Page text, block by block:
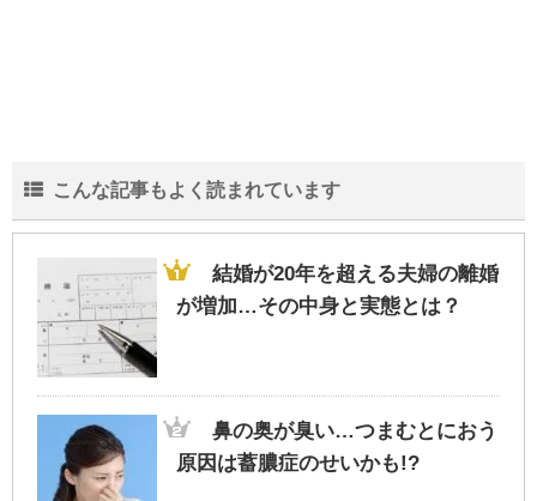
こんな記事もよく読まれています
結婚が20年を超える夫婦の離婚
が増加…その中身と実態とは？
鼻の奥が臭い…つまむとにおう
原因は蓄膿症のせいかも!?